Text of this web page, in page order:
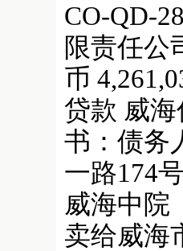
CO-QD-
限责任公
币
贷款 威
书：债务
一路174
威海中院
卖给威海